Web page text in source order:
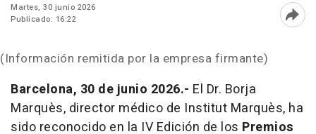
Martes, 30 junio 2026
Publicado: 16:22
(Información remitida por la empresa firmante)
Barcelona, 30 de junio 2026.- El Dr. Borja
Marquès, director médico de Institut Marquès, ha
sido reconocido en la IV Edición de los Premios